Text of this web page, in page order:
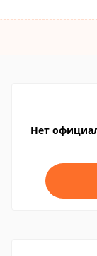
Нет